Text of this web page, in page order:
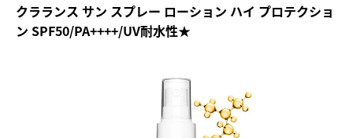
クラランス サン スプレー ローション ハイ プロテクショ
ン SPF50/PA++++/UV耐水性★